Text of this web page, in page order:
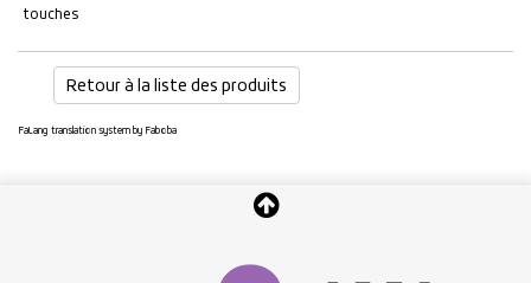
touches
Retour à la liste des produits
FaLang translation system by Faboba